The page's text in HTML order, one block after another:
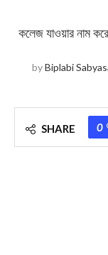
কলেজ যাওয়ার নাম
byBiplabi
SHARE 0